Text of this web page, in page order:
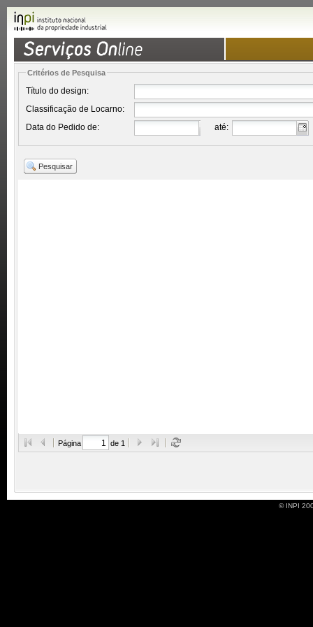
Critérios de Pesquisa
Título do design:
Classificação de Locarno:
Data do Pedido de:
até:
Pesquisar
Página de 1
© INPI